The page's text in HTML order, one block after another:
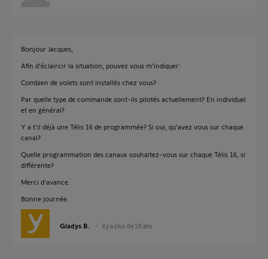
Bonjour Jacques,
Afin d'éclaircir la situation, pouvez vous m'indiquer:
Combien de volets sont installés chez vous?
Par quelle type de commande sont-ils pilotés actuellement? En individuel
et en général?
Y a t'il déjà une Télis 16 de programmée? Si oui, qu'avez vous sur chaque
canal?
Quelle programmation des canaux souhaitez-vous sur chaque Télis 16, si
différente?
Merci d'avance.
Bonne journée.
Gladys B. il y a plus de 10 ans